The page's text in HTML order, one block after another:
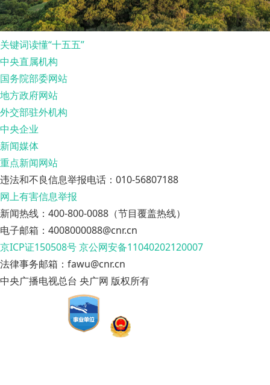
关键词读懂“十五五”
中央直属机构
国务院部委网站
地方政府网站
外交部驻外机构
中央企业
新闻媒体
重点新闻网站
违法和不良信息举报电话：010-56807188
网上有害信息举报
新闻热线：400-800-0088（节目覆盖热线）
电子邮箱：4008000088@cnr.cn
京ICP证150508号京公网安备11040202120007
法律事务邮箱：fawu@cnr.cn
中央广播电视总台 央广网 版权所有